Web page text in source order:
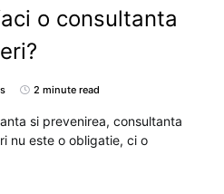
o consultanta
2 minute read
si prevenirea, consultanta
nu este o obligatie, ci o